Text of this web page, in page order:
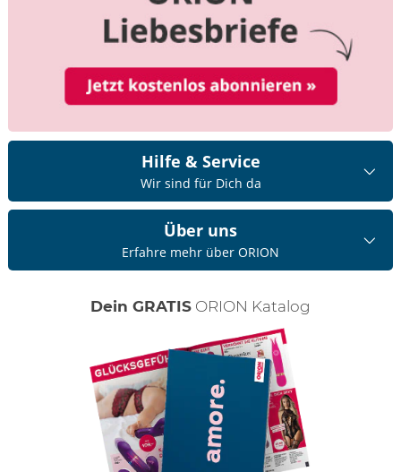
Hilfe & Service
Wir sind für Dich da
Über uns
Erfahre mehr über ORION
Dein GRATIS ORION Katalog